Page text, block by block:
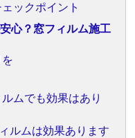
ックポイント
心？窓フィルム施工
ムでも効果はあり
ルムは効果あります